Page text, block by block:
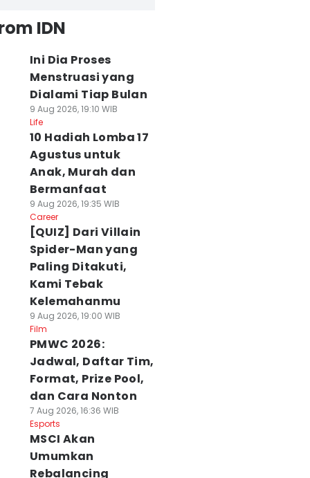
IDN
Ini Dia Proses
Menstruasi yang
Dialami Tiap Bulan
9 Aug 2026, 19:10 WIB
Life
10 Hadiah Lomba 17
Agustus untuk
Anak, Murah dan
Bermanfaat
9 Aug 2026, 19:35 WIB
Career
[QUIZ] Dari Villain
Spider-Man yang
Paling Ditakuti,
Kami Tebak
Kelemahanmu
9 Aug 2026, 19:00 WIB
Film
PMWC 2026:
Jadwal, Daftar Tim,
Format, Prize Pool,
dan Cara Nonton
7 Aug 2026, 16:36 WIB
Esports
MSCI Akan
Umumkan
Rebalancing